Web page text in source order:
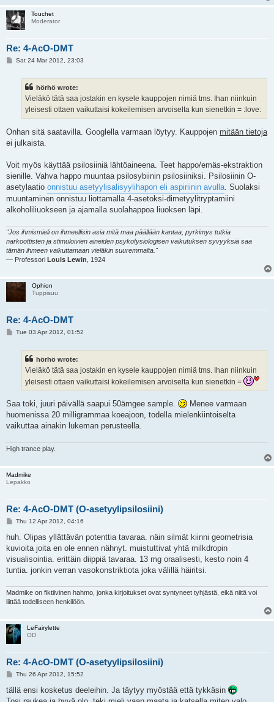
Touchet
Moderator
Re: 4-AcO-DMT
PSat 24 Mar 2012, 23:03
hörhö wrote:
Vieläkö tätä saa jostakin en kysele kauppojen nimiä tms. Ihan niinkuin
yleisesti ottaen vaikuttaisi kokeilemisen arvoiselta kun sienetkin = :love:
Onhan sitä saatavilla. Googlella varmaan löytyy. Kauppojen mitään tietoja
ei julkaista.
Voit myös käyttää psilosiiniä lähtöaineena. Teet happo/emäs-ekstraktion
sienille. Vahva happo muuntaa psilosybiinin psilosiiniksi. Psilosiinin O-
asetylaatio onnistuu asetyylisalisyylihapon eli aspiriinin avulla . Suolaksi
muuntaminen onnistuu liottamalla 4-asetoksi-dimetyylitryptamiini
alkoholiliuokseen ja ajamalla suolahappoa liuoksen läpi.
"Jos ihmismieli on ihmeellisin asia mitä maa päällään kantaa, pyrkimys tutkia
narkoottisten ja stimuloivien aineiden psykofysiologisen vaikutuksen syvyyksiä saa
tämän ihmeen vaikuttamaan vieläkin suuremmalta."
— Professori Louis Lewin , 1924
Ophion
Tuppisuu
Re: 4-AcO-DMT
PTue 03 Apr 2012, 01:52
hörhö wrote:
Vieläkö tätä saa jostakin en kysele kauppojen nimiä tms. Ihan niinkuin
yleisesti ottaen vaikuttaisi kokeilemisen arvoiselta kun sienetkin =
Saa toki, juuri päivällä saapui 50ämgee sample.
Menee varmaan
huomenissa 20 milligrammaa koeajoon, todella mielenkiintoiselta
vaikuttaa ainakin lukeman perusteella.
High trance play.
Madmike
Lepakko
Re: 4-AcO-DMT (O-asetyylipsilosiini)
P
s
Thu 12 Apr 2012, 04:16
huh. Olipas yllättävän potenttia tavaraa. näin silmät kiinni geometrisia
kuvioita joita en ole ennen nähnyt. muistuttivat yhtä milkdropin
visualisointia. erittäin diippiä tavaraa. 13 mg oraalisesti, kesto noin 4
tuntia. jonkin verran vasokonstriktiota joka välillä häiritsi.
Madmike on fiktiivinen hahmo, jonka kirjoitukset ovat syntyneet tyhjästä, eikä niitä voi
liittää todelliseen henkilöön.
LeFairylette
OD
Re: 4-AcO-DMT (O-asetyylipsilosiini)
P
s
Thu 26 Apr 2012, 15:52
tällä ensi kosketus deeleihin. Ja täytyy myöstää että tykkäsin